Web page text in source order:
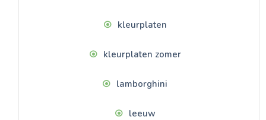
kleurplaten
kleurplaten zomer
lamborghini
leeuw